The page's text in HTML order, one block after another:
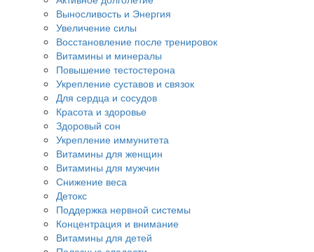
Выносливость и Энергия
Увеличение силы
Восстановление после тренировок
Витамины и минералы
Повышение тестостерона
Укрепление суставов и связок
Для сердца и сосудов
Красота и здоровье
Здоровый сон
Укрепление иммунитета
Витамины для женщин
Витамины для мужчин
Снижение веса
Детокс
Поддержка нервной системы
Концентрация и внимание
Витамины для детей